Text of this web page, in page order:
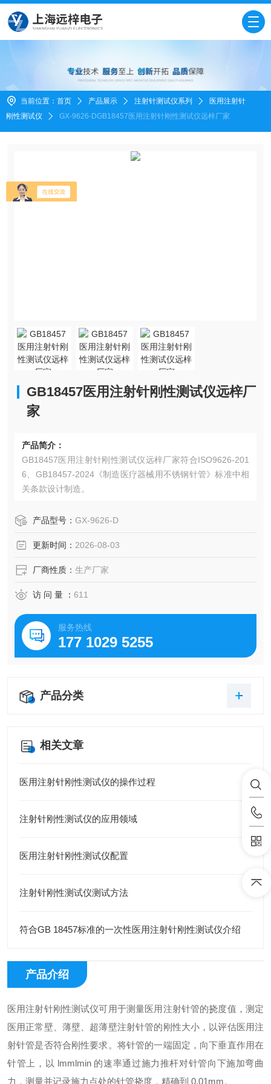
当前位置： 首页 产品展示 注射针测试仪系列
医用注射针
刚性测试仪
GX-9626-DGB18457医用注射针刚性测试仪远梓厂家
GB18457医用注射针刚性测试仪远梓厂
家
产品简介：
GB18457医用注射针刚性测试仪远梓厂家符合ISO9626-201
6、GB18457-2024《制造医疗器械用不锈钢针管》标准中相
关条款设计制造。
产品型号： GX-9626-D
更新时间： 2026-08-03
厂商性质： 生产厂家
访 问 量 ： 611
服务热线
177 1029 5255
产品分类
相关文章
医用注射针刚性测试仪的操作过程
注射针刚性测试仪的应用领域
医用注射针刚性测试仪配置
注射针刚性测试仪测试方法
符合GB 18457标准的一次性医用注射针刚性测试仪介绍
产品介绍
医用注射针刚性测试仪可用于测量医用注射针管的挠度值，测定
医用正常壁、薄壁、超薄壁注射针管的刚性大小，以评估医用注
射针管是否符合刚性要求。将针管的一端固定，向下垂直作用在
针管上，以 lmmlmin 的速率通过施力推杆对针管向下施加弯曲
力，测量并记录施力点处的针管挠度，精确到 0.01mm。